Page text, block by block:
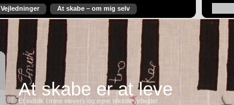
Vejledninger At skabe – om mig selv
At skabe er at leve
Et indblik i mine elevers og egne tekstile arbejder.